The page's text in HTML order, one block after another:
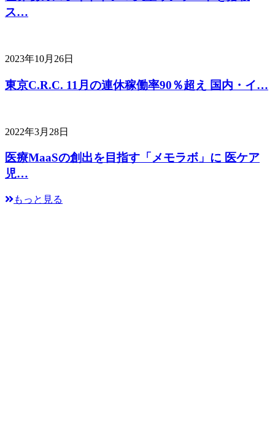
ス…
2023年10月26日
東京C.R.C. 11月の連休稼働率90％超え 国内・イ…
2022年3月28日
医療MaaSの創出を目指す「メモラボ」に 医ケア
児…
もっと見る